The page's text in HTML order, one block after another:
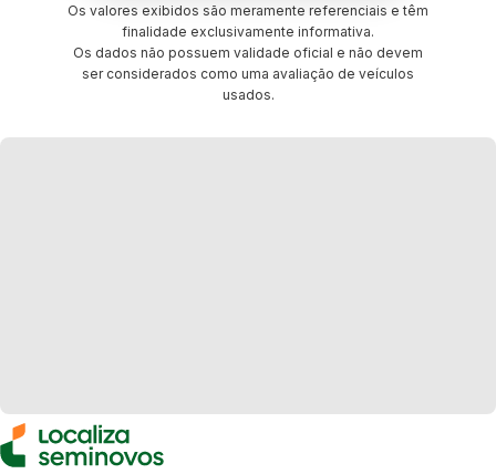
Os valores exibidos são meramente referenciais e têm
finalidade exclusivamente informativa.
Os dados não possuem validade oficial e não devem
ser considerados como uma avaliação de veículos
usados.